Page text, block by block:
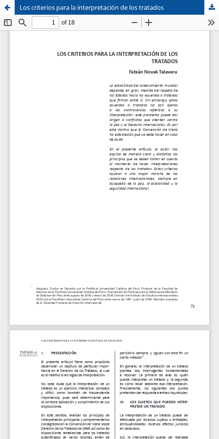
Sistema de
Bibliotecas
Facultad de
Derecho
Los criterios para la interpretación de los tratados